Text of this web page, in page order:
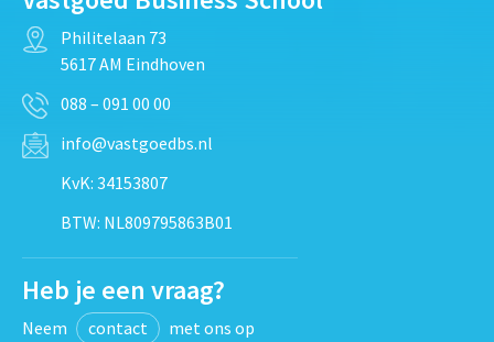
Philitelaan 73
5617 AM Eindhoven
088 – 091 00 00
info@vastgoedbs.nl
KvK: 34153807
BTW: NL809795863B01
Heb je een vraag?
Neem contact met ons op